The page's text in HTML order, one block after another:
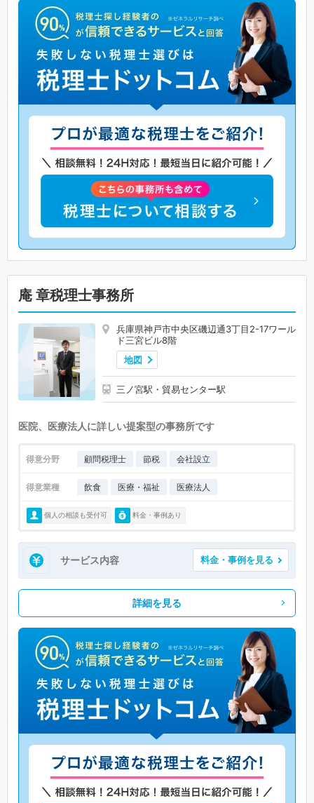
庵 章税理士事務所
兵庫県神戸市中央区磯辺通3丁目2-17ワール
ド三宮ビル8階
地図
三ノ宮駅・貿易センター駅
医院、医療法人に詳しい提案型の事務所です
得意分野 顧問税理士 節税 会社設立
得意業種 飲食 医療・福祉 医療法人
個人の相談も受付可 料金・事例あり
サービス内容 料金・事例を見る
詳細を見る